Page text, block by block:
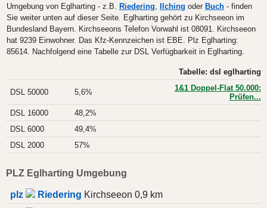
Umgebung von Eglharting - z.B. Riedering, Ilching oder Buch - finden
Sie weiter unten auf dieser Seite. Eglharting gehört zu Kirchseeon im
Bundesland Bayern. Kirchseeons Telefon Vorwahl ist 08091. Kirchseeon
hat 9239 Einwohner. Das Kfz-Kennzeichen ist EBE. Plz Eglharting:
85614. Nachfolgend eine Tabelle zur DSL Verfügbarkeit in Eglharting.
Tabelle: dsl eglharting
DSL 50000 5,6%
1&1 Doppel-Flat 50.000:
Prüfen...
DSL 16000
48,2%
DSL 6000
49,4%
DSL 2000
57%
PLZ Eglharting Umgebung
plz Riedering Kirchseeon 0,9 km